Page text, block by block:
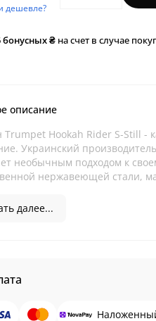
дешевле?
бонусных ₴на счет в случае
описание
Trumpet Hookah Rider S-Still -
Украинский
необычным подходом к
нержавеющей стали,
далее...